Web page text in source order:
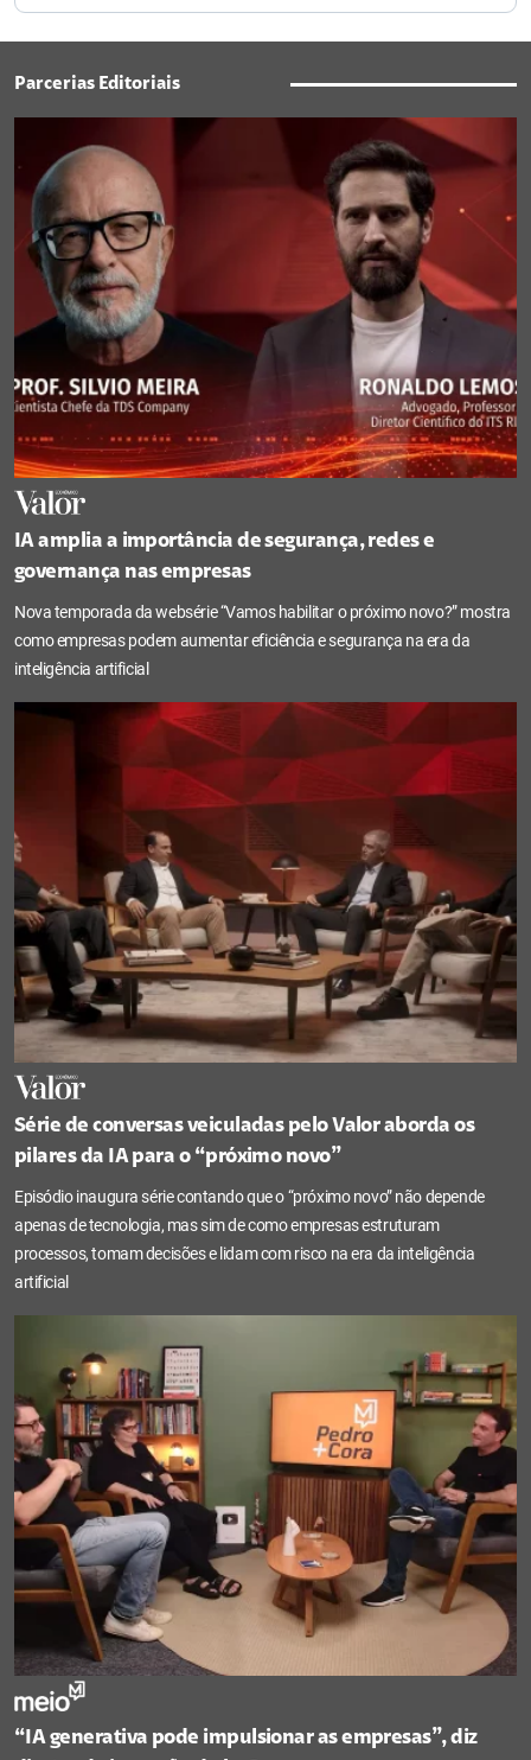
Parcerias Editoriais
IA amplia a importância de segurança, redes e
governança nas empresas
Nova temporada da websérie “Vamos habilitar o próximo novo?” mostra
como empresas podem aumentar eficiência e segurança na era da
inteligência artificial
Série de conversas veiculadas pelo Valor aborda os
pilares da IA para o “próximo novo”
Episódio inaugura série contando que o “próximo novo” não depende
apenas de tecnologia, mas sim de como empresas estruturam
processos, tomam decisões e lidam com risco na era da inteligência
artificial
“IA generativa pode impulsionar as empresas”, diz